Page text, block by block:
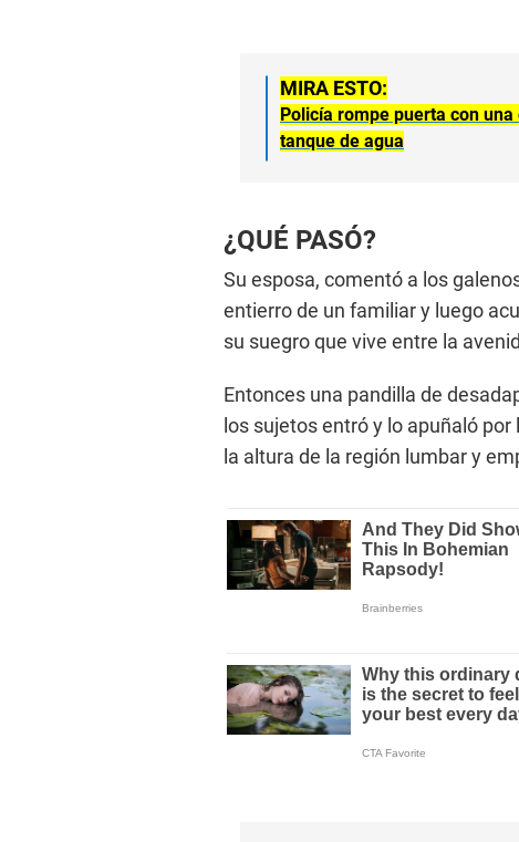
MIRA ESTO:
Policía rompe puerta con
tanque de agua
¿QUÉ PASÓ?
Su esposa, comentó a los
entierro de un familiar y luego
su suegro que vive entre la
Entonces una pandilla de
los sujetos entró y lo apuñaló
la altura de la región lumbar y